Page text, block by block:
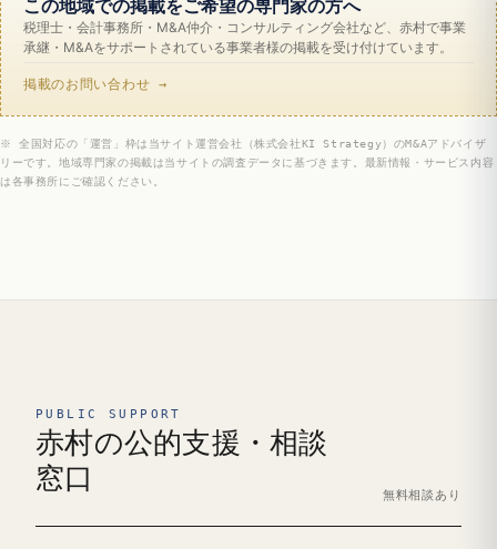
この地域での掲載をご希望の専門家の方へ
税理士・会計事務所・M&A仲介・コンサルティング会社など、赤村で事業
承継・M&Aをサポートされている事業者様の掲載を受け付けています。
掲載のお問い合わせ →
※ 全国対応の「運営」枠は当サイト運営会社（株式会社KI Strategy）のM&Aアドバイザ
リーです。地域専門家の掲載は当サイトの調査データに基づきます。最新情報・サービス内容
は各事務所にご確認ください。
PUBLIC SUPPORT
赤村の公的支援・相談
窓口
無料相談あり